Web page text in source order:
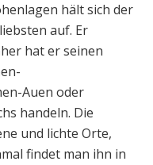
hält sich der
auf. Er
hat er seinen
Auen oder
handeln. Die
und lichte Orte,
findet man ihn in